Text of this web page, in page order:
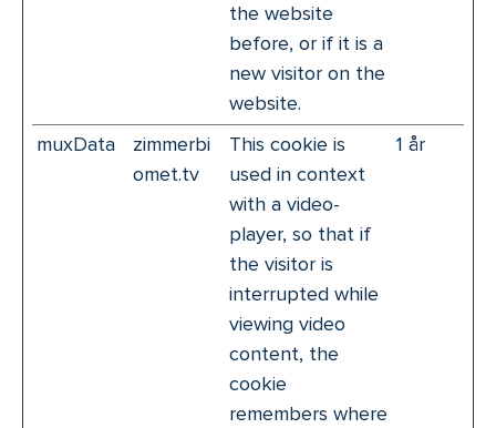
the website
before, or if it is a
new visitor on the
website.
muxData
zimmerbi
omet.tv
This cookie is
used in context
with a video-
player, so that if
the visitor is
interrupted while
viewing video
content, the
cookie
remembers where
1 år